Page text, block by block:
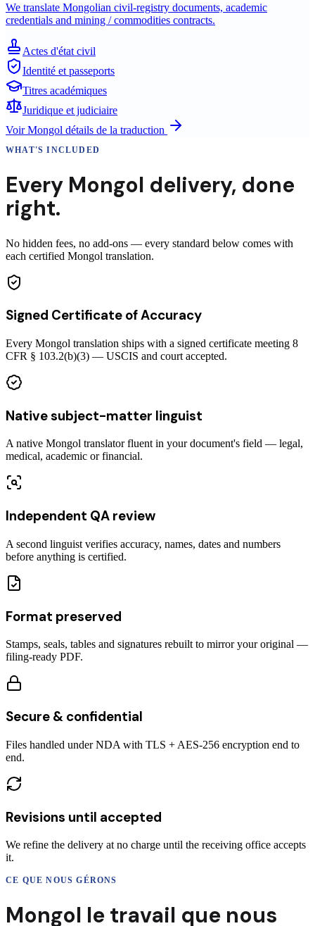
We translate Mongolian civil-registry documents, academic
credentials and mining / commodities contracts.
Actes d'état civil
Identité et passeports
Titres académiques
Juridique et judiciaire
VoirMongol détails de la traduction
WHAT'S INCLUDED
Every Mongol delivery, done
right.
No hidden fees, no add-ons — every standard below comes with
each certified Mongol translation.
Signed Certificate of Accuracy
Every Mongol translation ships with a signed certificate meeting 8
CFR § 103.2(b)(3) — USCIS and court accepted.
Native subject-matter linguist
A native Mongol translator fluent in your document's field — legal,
medical, academic or financial.
Independent QA review
A second linguist verifies accuracy, names, dates and numbers
before anything is certified.
Format preserved
Stamps, seals, tables and signatures rebuilt to mirror your original —
filing-ready PDF.
Secure & confidential
Files handled under NDA with TLS + AES-256 encryption end to
end.
Revisions until accepted
We refine the delivery at no charge until the receiving office accepts
it.
CE QUE NOUS GÉRONS
Mongol le travail que nous